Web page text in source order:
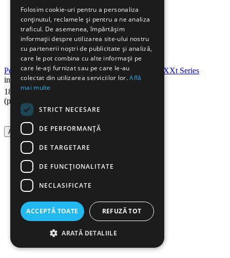
Perforator metalic, 40 coli, rosu, LEITZ 5138 NeXXt Series
in stoc
189
90 Lei
(pret cu TVA inclus)
Adauga in cos
Folosim cookie-uri pentru a personaliza
conținutul, reclamele și pentru a ne analiza
traficul. De asemenea, împărtășim
informații despre utilizarea site-ului nostru
cu partenerii noștri de publicitate și analiză,
care le pot combina cu alte informații pe
care le-ați furnizat sau pe care le-au
colectat din utilizarea serviciilor lor.Află
mai multe
STRICT NECESARE
DE PERFORMANȚĂ
DE TARGETARE
DE FUNCŢIONALITATE
NECLASIFICATE
ACCEPTĂ TOATE REFUZĂ TOT
ARATĂ DETALIILE